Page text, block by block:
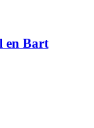
en Bart